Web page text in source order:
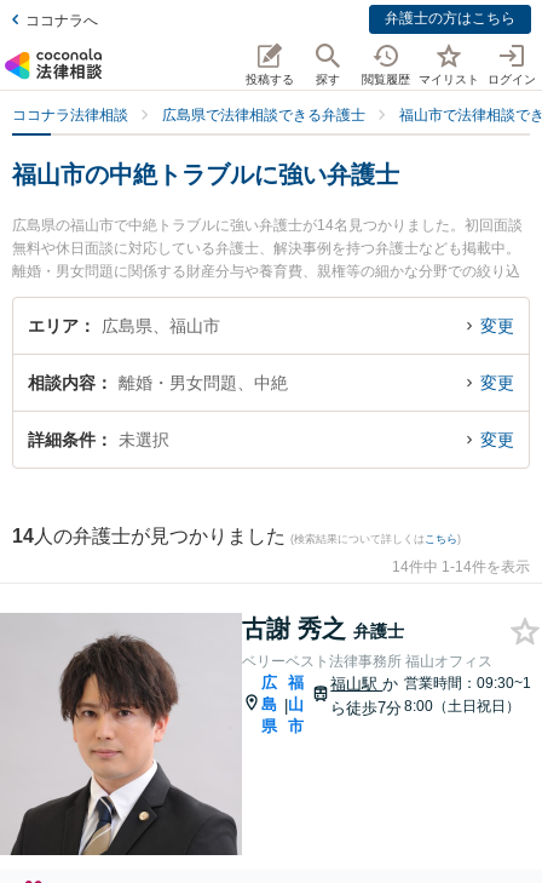
ココナラへ 弁護士の方はこちら
投稿する 探す 閲覧履歴 マイリスト ログイン
ココナラ法律相談 広島県で法律相談できる弁護士 福山市で法律相談で
福山市の中絶トラブルに強い弁護士
広島県の福山市で中絶トラブルに強い弁護士が14名見つかりました。初回面談
無料や休日面談に対応している弁護士、解決事例を持つ弁護士なども掲載中。
離婚・男女問題に関係する財産分与や養育費、親権等の細かな分野での絞り込
み検索もでき便利です。特にベリーベスト法律事務所 福山オフィスの古謝 秀之
弁護士やベリーベスト法律事務所 福山オフィスの中村 明彦弁護士、弁護士法人
トラブルを今すぐに弁護士に相談したい』『中絶トラブルのトラブル解決の実
績豊富な近くの弁護士を検索したい』『初回相談無料で中絶トラブルを法律相
談できる福山市内の弁護士に相談予約したい』などでお困りの相談者さんにお
エリア 広島県、福山市 変更
相談内容 離婚・男女問題、中絶 変更
詳細条件 未選択 変更
14 人の弁護士が見つかりました (検索結果について詳しくは こちら)
14件中 1-14件を表示
古謝 秀之 弁護士
ベリーベスト法律事務所 福山オフィス
広
島
県
|
福
山
市
福山駅か
ら徒歩7分
営業時間：09:30~1
8:00（土日祝日）